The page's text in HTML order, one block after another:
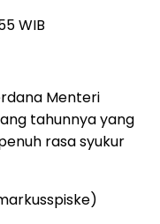
WIB
Menteri
tahunnya yang
rasa syukur